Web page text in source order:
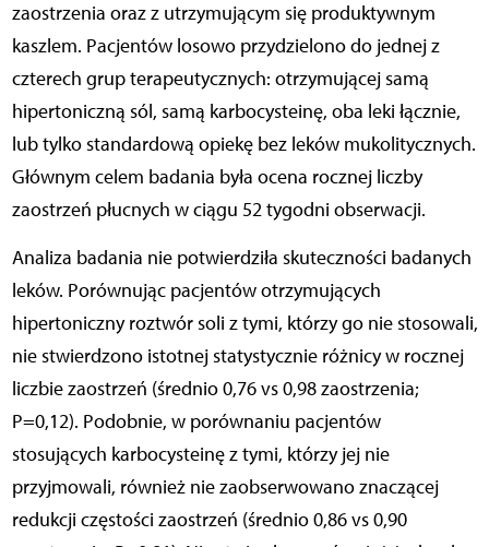
zaostrzenia oraz z utrzymującym się produktywnym
kaszlem. Pacjentów losowo przydzielono do jednej z
czterech grup terapeutycznych: otrzymującej samą
hipertoniczną sól, samą karbocysteinę, oba leki łącznie,
lub tylko standardową opiekę bez leków mukolitycznych.
Głównym celem badania była ocena rocznej liczby
zaostrzeń płucnych w ciągu 52 tygodni obserwacji.
Analiza badania nie potwierdziła skuteczności badanych
leków. Porównując pacjentów otrzymujących
hipertoniczny roztwór soli z tymi, którzy go nie stosowali,
nie stwierdzono istotnej statystycznie różnicy w rocznej
liczbie zaostrzeń (średnio 0,76 vs 0,98 zaostrzenia;
P=0,12). Podobnie, w porównaniu pacjentów
stosujących karbocysteinę z tymi, którzy jej nie
przyjmowali, również nie zaobserwowano znaczącej
redukcji częstości zaostrzeń (średnio 0,86 vs 0,90